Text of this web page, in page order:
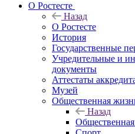
О Ростесте
Назад
О Ростесте
История
Государственные
Учредительные и
документы
Аттестаты
Музей
Общественная
Назад